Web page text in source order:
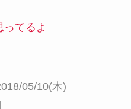
てるよ
05/10(木)